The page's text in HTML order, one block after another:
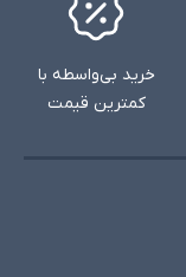
خرید بی‌واسطه با
کمترین قیمت